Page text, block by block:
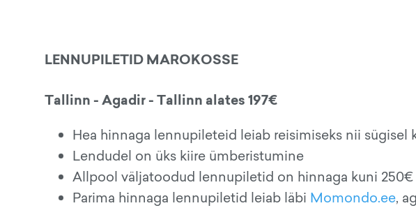
LENNUPILETID MAROKOSSE
Tallinn - Agadir - Tallinn alates 197€
Hea hinnaga lennupileteid leiab reisimiseks nii sügisel
Lendudel on üks kiire ümberistumine
Allpool väljatoodud lennupiletid on hinnaga kuni 250€
Parima hinnaga lennupiletid leiab läbi Momondo.ee,